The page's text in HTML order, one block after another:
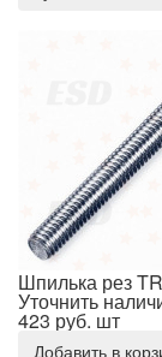
Шпилька рез
Уточнить
423 руб. шт
Добавить в